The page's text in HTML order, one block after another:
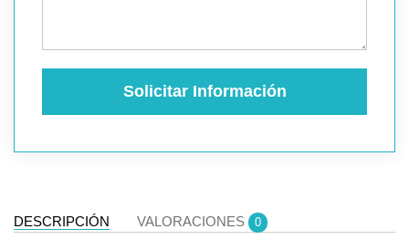
Solicitar Información
DESCRIPCIÓN VALORACIONES 0